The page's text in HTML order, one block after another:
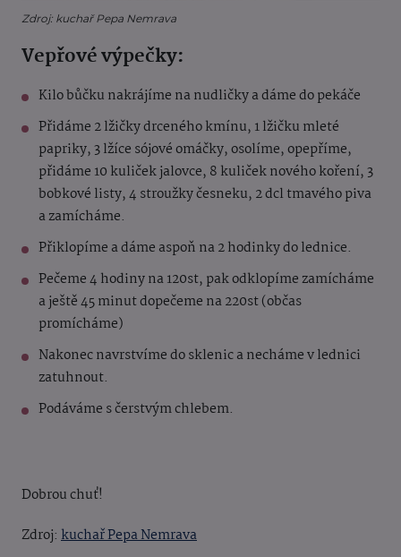
Zdroj: kuchař Pepa Nemrava
Vepřové výpečky:
Kilo bůčku nakrájíme na nudličky a dáme do pekáče
Přidáme 2 lžičky drceného kmínu, 1 lžičku mleté
papriky, 3 lžíce sójové omáčky, osolíme, opepříme,
přidáme 10 kuliček jalovce, 8 kuliček nového koření, 3
bobkové listy, 4 stroužky česneku, 2 dcl tmavého piva
a zamícháme.
Přiklopíme a dáme aspoň na 2 hodinky do lednice.
Pečeme 4 hodiny na 120st, pak odklopíme zamícháme
a ještě 45 minut dopečeme na 220st (občas
promícháme)
Nakonec navrstvíme do sklenic a necháme v lednici
zatuhnout.
Podáváme s čerstvým chlebem.
Dobrou chuť!
Zdroj: kuchař Pepa Nemrava